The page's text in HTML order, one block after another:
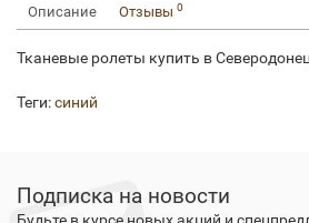
Описание Отзывы 0
Тканевые ролеты купить в
Теги:синий
Подписка на новости